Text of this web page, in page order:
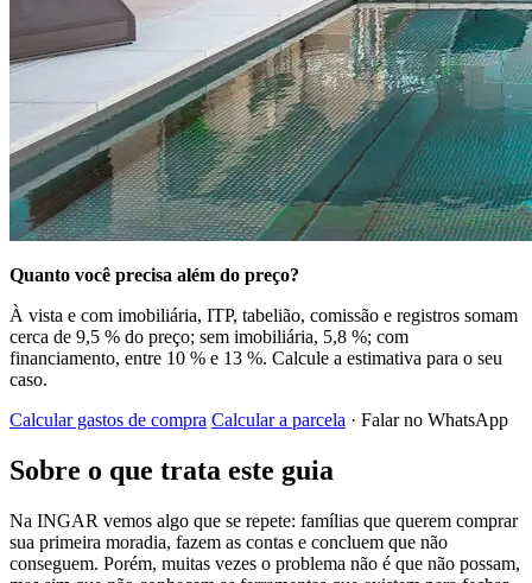
Quanto você precisa além do preço?
À vista e com imobiliária, ITP, tabelião, comissão e registros somam
cerca de 9,5 % do preço; sem imobiliária, 5,8 %; com
financiamento, entre 10 % e 13 %. Calcule a estimativa para o seu
caso.
Calcular gastos de compra Calcular a parcela · Falar no WhatsApp
Sobre o que trata este guia
Na INGAR vemos algo que se repete: famílias que querem comprar
sua primeira moradia, fazem as contas e concluem que não
conseguem. Porém, muitas vezes o problema não é que não possam,